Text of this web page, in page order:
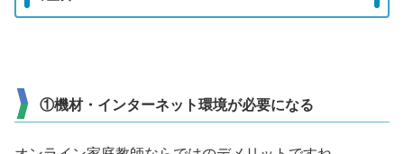
①機材・インターネット環境が必要になる